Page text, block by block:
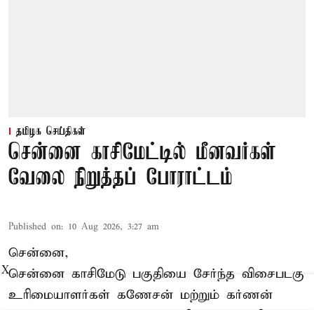
தமிழக செய்திகள்
சென்னை காசிமேட்டில் மீனவர்கள்
வேலை நிறுத்தப் போராட்டம்
Published on: 10 Aug 2026, 3:27 am
சென்னை,
சென்னை காசிமேடு பகுதியை சேர்ந்த விசைபடகு
உரிமையாளர்கள் கணேசன் மற்றும் கர்ணன்
X